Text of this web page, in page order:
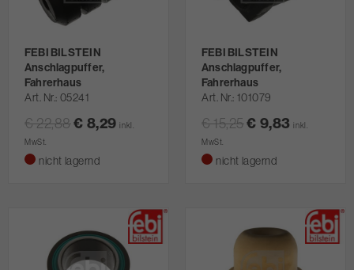
FEBI BILSTEIN
Anschlagpuffer,
Fahrerhaus
Art. Nr. 05241
€ 22,88€ 8,29inkl.
MwSt.
nicht lagernd
FEBI BILSTEIN
Anschlagpuffer,
Fahrerhaus
Art. Nr. 101079
€ 15,25€ 9,83inkl.
MwSt.
nicht lagernd